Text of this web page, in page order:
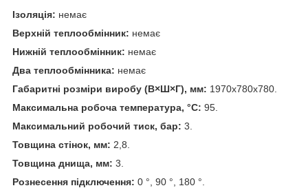
Ізоляція: немає
Верхній теплообмінник: немає
Нижній теплообмінник: немає
Два теплообмінника: немає
Габаритні розміри виробу (В×Ш×Г), мм: 1970х780х780.
Максимальна робоча температура, °C: 95.
Максимальний робочий тиск, бар: 3.
Товщина стінок, мм: 2,8.
Товщина днища, мм: 3.
Рознесення підключення: 0 °, 90 °, 180 °.